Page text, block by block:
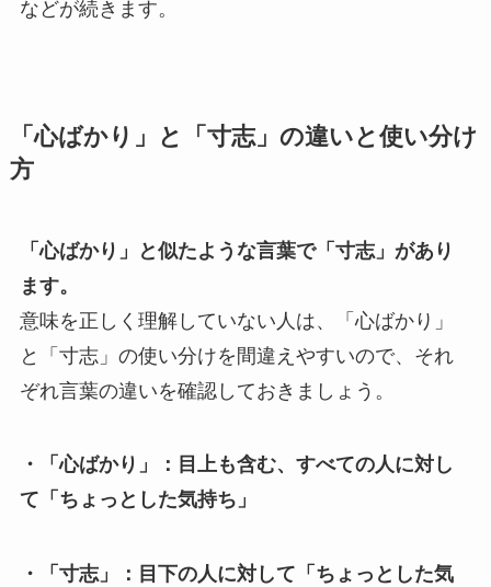
などが続きます。
「心ばかり」と「寸志」の違いと使い分け
方
「心ばかり」と似たような言葉で「寸志」があり
ます。
意味を正しく理解していない人は、「心ばかり」
と「寸志」の使い分けを間違えやすいので、それ
ぞれ言葉の違いを確認しておきましょう。
・「心ばかり」：目上も含む、すべての人に対し
て「ちょっとした気持ち」
・「寸志」：目下の人に対して「ちょっとした気